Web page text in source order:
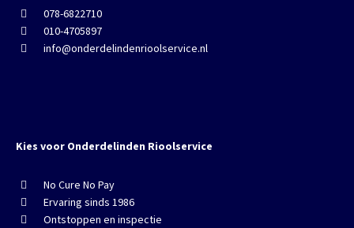
078-6822710
010-4705897
info@onderdelindenrioolservice.nl
Kies voor Onderdelinden Rioolservice
No Cure No Pay
Ervaring sinds 1986
Ontstoppen en inspectie